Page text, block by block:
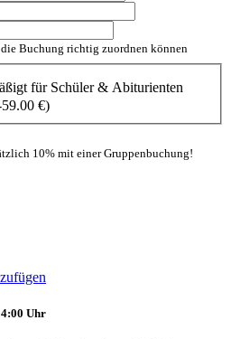
Buchung richtig zuordnen können
für Schüler & Abiturienten
€)
10% mit einer Gruppenbuchung!
Uhr